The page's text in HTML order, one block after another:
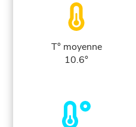
T° moyenne
10.6°